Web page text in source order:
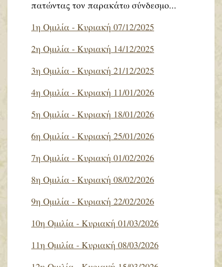
πατώντας τον παρακάτω σύνδεσμο...
1η Ομιλία - Κυριακή 07/12/2025
2η Ομιλία - Κυριακή 14/12/2025
3η Ομιλία - Κυριακή 21/12/2025
4η Ομιλία - Κυριακή 11/01/2026
5η Ομιλία - Κυριακή 18/01/2026
6η Ομιλία - Κυριακή 25/01/2026
7η Ομιλία - Κυριακή 01/02/2026
8η Ομιλία - Κυριακή 08/02/2026
9η Ομιλία - Κυριακή 22/02/2026
10η Ομιλία - Κυριακή 01/03/2026
11η Ομιλία - Κυριακή 08/03/2026